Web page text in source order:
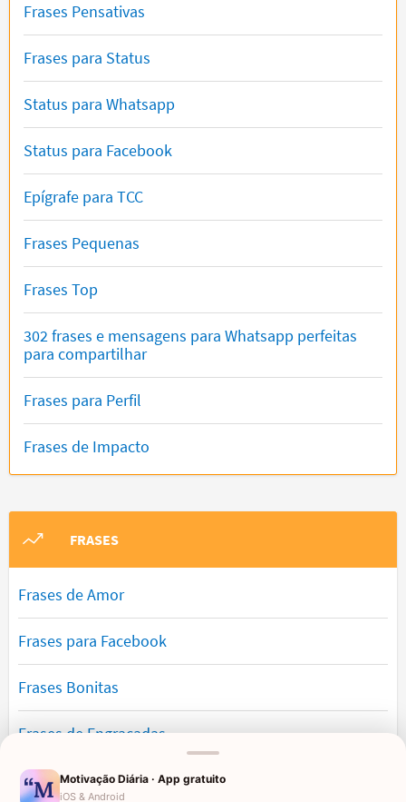
Frases Pensativas
Frases para Status
Status para Whatsapp
Status para Facebook
Epígrafe para TCC
Frases Pequenas
Frases Top
302 frases e mensagens para Whatsapp perfeitas
para compartilhar
Frases para Perfil
Frases de Impacto
FRASES
Frases de Amor
Frases para Facebook
Frases Bonitas
Frases de Engraçadas
Frases Românticas
Motivação Diária · App gratuito
iOS & Android